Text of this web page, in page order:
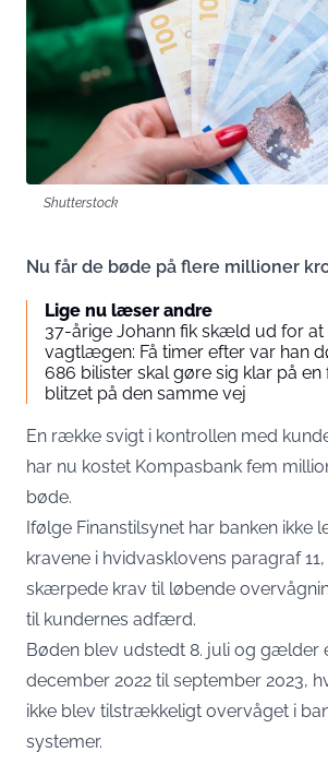
Shutterstock
Nu får de bøde på flere millioner
Lige nu læser andre
37-årige Johann fik skæld ud for at
vagtlægen: Få timer efter var han
686 bilister skal gøre sig klar på
blitzet på den samme vej
En række svigt i kontrollen med
har nu kostet Kompasbank fem
bøde.
Ifølge Finanstilsynet har banken ikke
kravene i hvidvasklovens paragraf
skærpede krav til løbende
til kundernes adfærd.
Bøden blev udstedt 8. juli og gælder
december 2022 til september 2023,
ikke blev tilstrækkeligt overvåget i
systemer.